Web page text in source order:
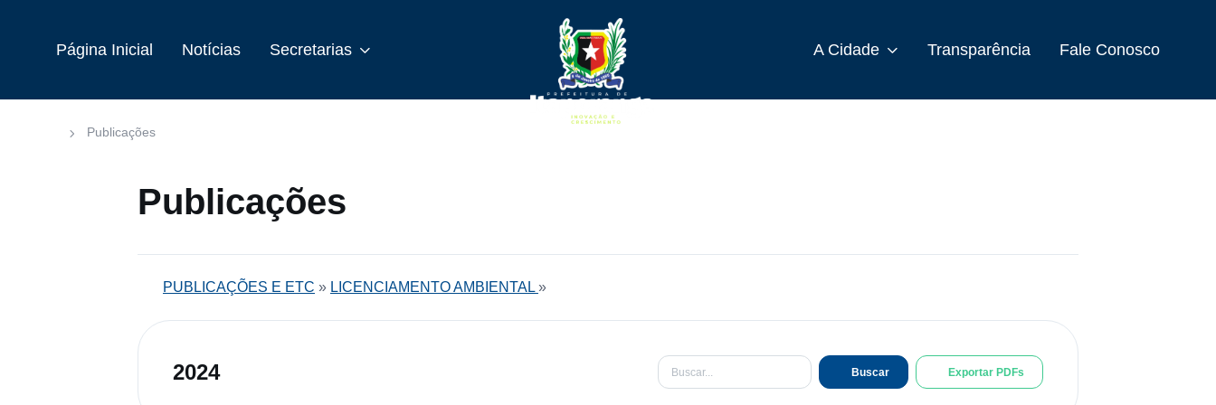
Página Inicial Notícias Secretarias A Cidade Transparência Fale Conosco
Publicações
Publicações
PUBLICAÇÕES E ETC » LICENCIAMENTO AMBIENTAL »
2024 Buscar Exportar PDFs